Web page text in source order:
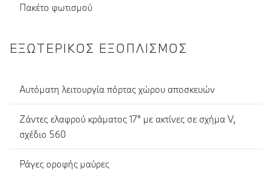
Πακέτο φωτισμού
ΕΞΩΤΕΡΙΚΌΣ ΕΞΟΠΛΙΣΜΌΣ
Αυτόματη λειτουργία πόρτας χώρου αποσκευών
Ζάντες ελαφρού κράματος 17" με ακτίνες σε σχήμα V,
σχέδιο 560
Ράγες οροφής μαύρες